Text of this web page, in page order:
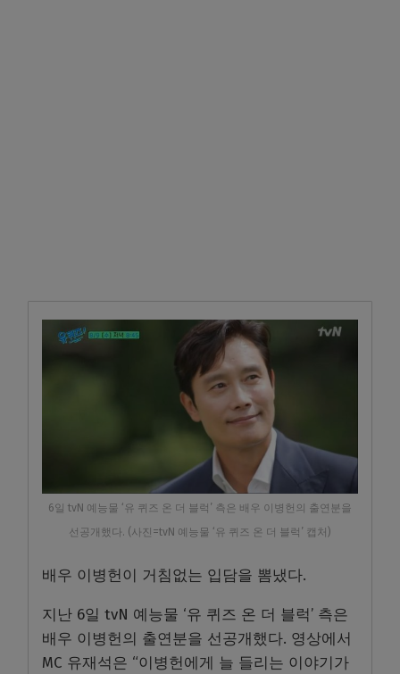
6일 tvN 예능물 ‘유 퀴즈 온 더 블럭’ 측은 배우 이병헌의 출연분을
선공개했다. (사진=tvN 예능물 ‘유 퀴즈 온 더 블럭’ 캡처)
배우 이병헌이 거침없는 입담을 뽐냈다.
지난 6일 tvN 예능물 ‘유 퀴즈 온 더 블럭’ 측은
배우 이병헌의 출연분을 선공개했다. 영상에서
MC 유재석은 “이병헌에게 늘 들리는 이야기가